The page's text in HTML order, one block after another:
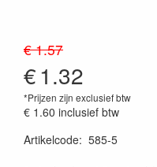
€ 1.57
€1.32
*Prijzen zijn exclusief btw
€ 1.60 inclusief btw
Artikelcode: 585-5